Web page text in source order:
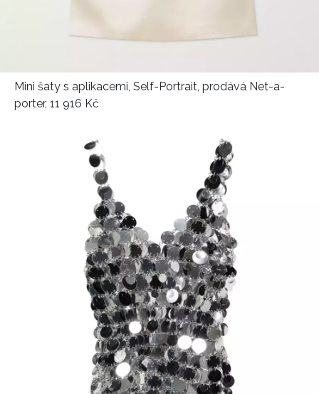
Mini šaty s aplikacemi, Self-Portrait, prodává Net-a-
porter, 11 916 Kč